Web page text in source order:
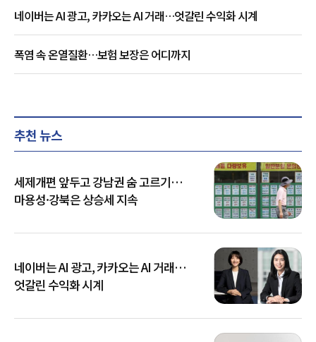
네이버는 AI 광고, 카카오는 AI 거래…엇갈린 수익화 시계
폭염 속 온열질환…보험 보장은 어디까지
추천 뉴스
세제개편 앞두고 강남권 숨 고르기…
마용성·강북은 상승세 지속
네이버는 AI 광고, 카카오는 AI 거래…
엇갈린 수익화 시계